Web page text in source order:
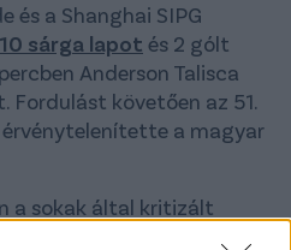
és a Shanghai SIPG
10 sárga lapot és 2 gólt
Anderson Talisca
Fordulást követően az 51.
a magyar
a sokak által kritizált